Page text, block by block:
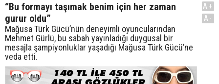
“Bu formayı taşımak benim için her zaman
gurur oldu”
Mağusa Türk Gücü’nün deneyimli oyuncularından
Mehmet Gürlü, bu sabah yayınladığı duygusal bir
mesajla şampiyonluklar yaşadığı Mağusa Türk Gücü’ne
veda etti.
A+
A-